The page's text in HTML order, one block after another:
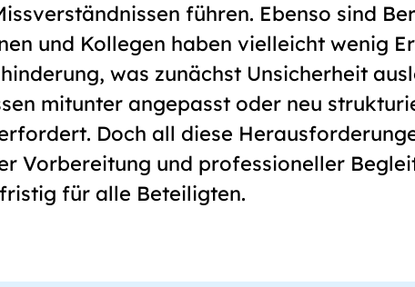
führen. Ebenso sind
und Kollegen haben vielleicht wenig
was zunächst Unsicherheit
mitunter angepasst oder neu
Doch all diese
Vorbereitung und professioneller
für alle Beteiligten.